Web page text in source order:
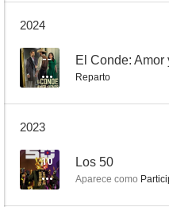
Un refugio para el amor
2024
-- El Conde: Amor
Reparto
2023
10 Los 50
Aparece como